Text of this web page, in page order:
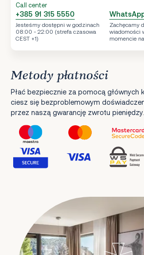
Call center
+385 91 315 5550
Jesteśmy dostępni w godzinach
08:00 - 22:00 (strefa czasowa
CEST +1)
Zachęcamy
wiadomości
momencie
Metody płatności
Płać bezpiecznie za pomocą głównych
ciesz się bezproblemowym
przez naszą gwarancję zwrotu pieniędzy.